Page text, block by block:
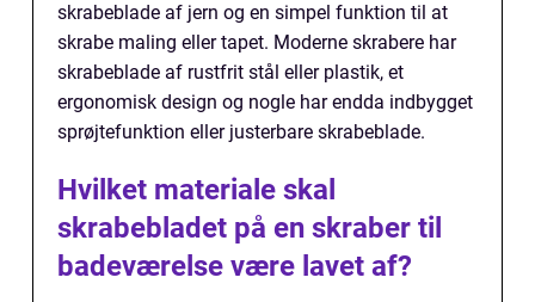
skrabeblade af jern og en simpel funktion til at
skrabe maling eller tapet. Moderne skrabere har
skrabeblade af rustfrit stål eller plastik, et
ergonomisk design og nogle har endda indbygget
sprøjtefunktion eller justerbare skrabeblade.
Hvilket materiale skal
skrabebladet på en skraber til
badeværelse være lavet af?